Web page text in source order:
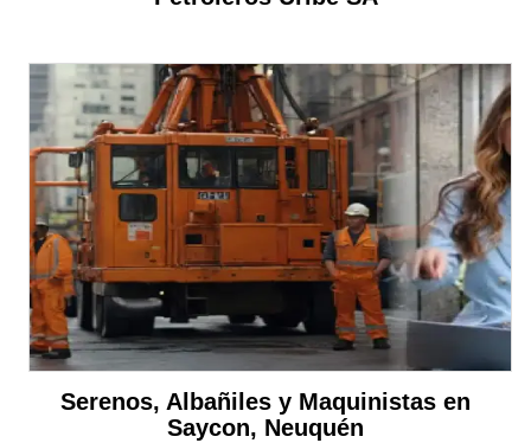
Serenos, Albañiles y Maquinistas en
Saycon, Neuquén